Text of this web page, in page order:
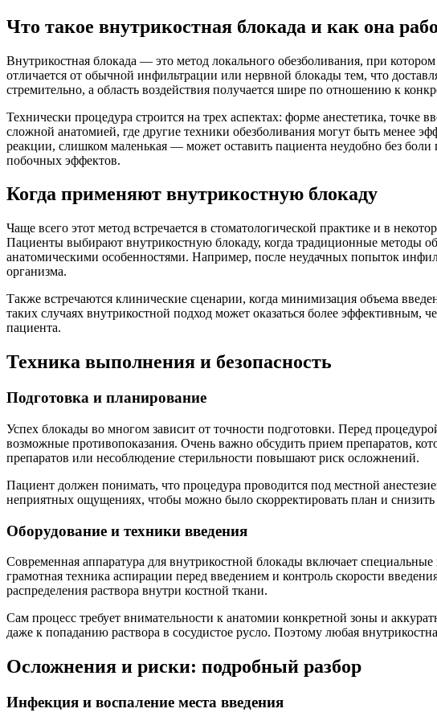
Что такое внутрикостная блокада и как она
Внутрикостная блокада — это метод локального обезболивания, при
отличается от обычной инфильтрации или нервной блокады тем, что
стремительно, а область воздействия получается шире по отношению к
Технически процедура строится на трех аспектах: форме анестетика,
сложной анатомией, где другие техники обезболивания могут быть менее
реакции, слишком маленькая — может оставить пациента неудобно без
побочных эффектов.
Когда применяют внутрикостную блокаду
Чаще всего этот метод встречается в стоматологической практике и в
Пациенты выбирают внутрикостную блокаду, когда традиционные методы
анатомическими особенностями. Например, после неудачных попыток
организма.
Также встречаются клинические сценарии, когда минимизация объема
таких случаях внутрикостной подход может оказаться более
пациента.
Техника выполнения и безопасность
Подготовка и планирование
Успех блокады во многом зависит от точности подготовки. Перед
возможные противопоказания. Очень важно обсудить прием препаратов,
препаратов или несоблюдение стерильности повышают риск осложнений.
Пациент должен понимать, что процедура проводится под местной
неприятных ощущениях, чтобы можно было скорректировать план и
Оборудование и техники введения
Современная аппаратура для внутрикостной блокады включает
грамотная техника аспирации перед введением и контроль скорости
распределения раствора внутри костной ткани.
Сам процесс требует внимательности к анатомии конкретной зоны и
даже к попаданию раствора в сосудистое русло. Поэтому любая
Осложнения и риски: подробный разбор
Инфекция и воспаление места введения